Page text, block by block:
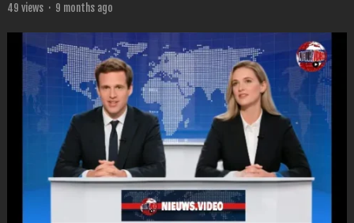
49 views · 9 months ago